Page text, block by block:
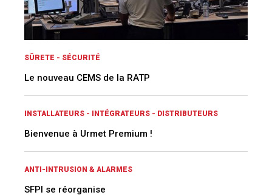
SÛRETE - SÉCURITÉ
Le nouveau CEMS de la RATP
INSTALLATEURS - INTÉGRATEURS - DISTRIBUTEURS
Bienvenue à Urmet Premium !
ANTI-INTRUSION & ALARMES
SFPI se réorganise